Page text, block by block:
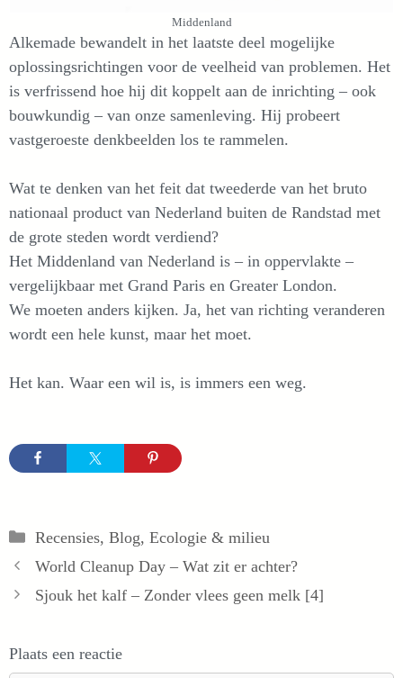
Middenland
Alkemade bewandelt in het laatste deel mogelijke
oplossingsrichtingen voor de veelheid van problemen. Het
is verfrissend hoe hij dit koppelt aan de inrichting – ook
bouwkundig – van onze samenleving. Hij probeert
vastgeroeste denkbeelden los te rammelen.
Wat te denken van het feit dat tweederde van het bruto
nationaal product van Nederland buiten de Randstad met
de grote steden wordt verdiend?
Het Middenland van Nederland is – in oppervlakte –
vergelijkbaar met Grand Paris en Greater London.
We moeten anders kijken. Ja, het van richting veranderen
wordt een hele kunst, maar het moet.
Het kan. Waar een wil is, is immers een weg.
Categorieën
Recensies, Blog, Ecologie & milieu
World Cleanup Day – Wat zit er achter?
Sjouk het kalf – Zonder vlees geen melk [4]
Plaats een reactie